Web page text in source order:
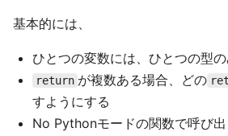
基本的には、
ひとつの変数には、ひとつの型
return が複数ある場合、どの
すようにする
No Pythonモードの関数で呼び